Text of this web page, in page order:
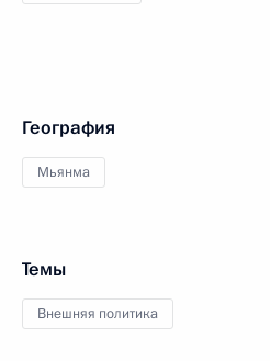
География
Мьянма
Темы
Внешняя политика